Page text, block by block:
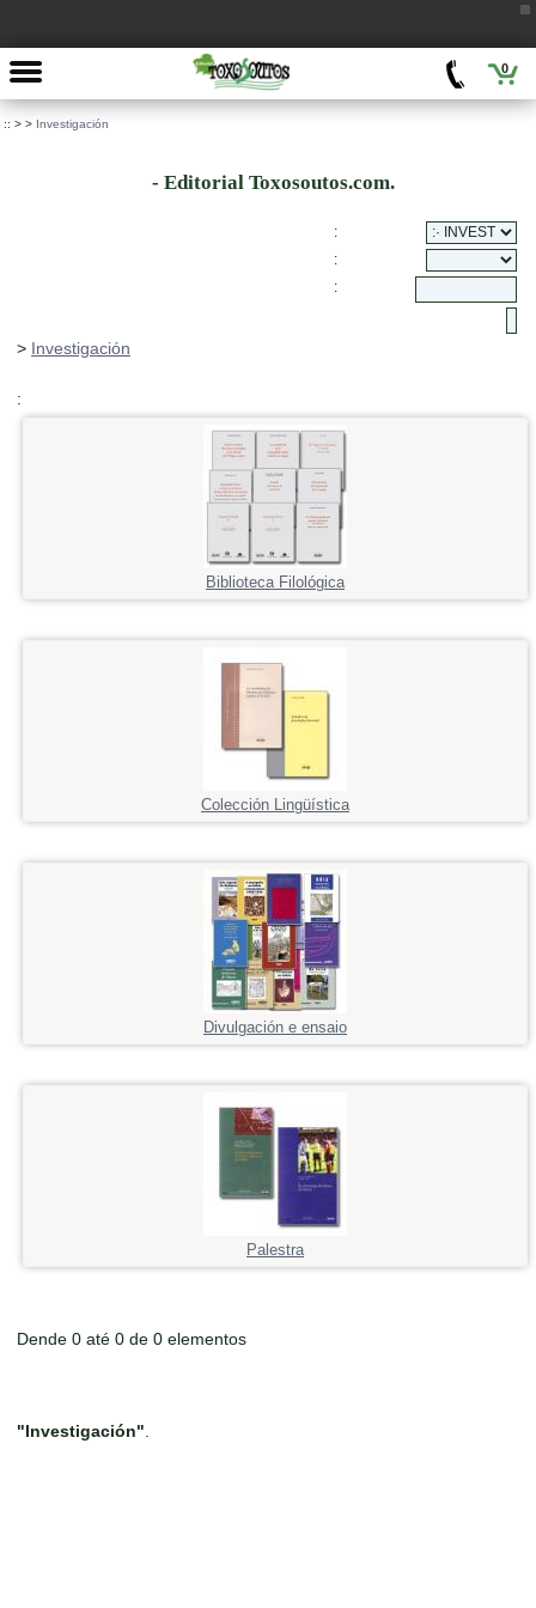
0
:: > > Investigación
- Editorial Toxosoutos.com.
:
:
:
> Investigación
:
Biblioteca Filológica
Colección Lingüística
Divulgación e ensaio
Palestra
Dende 0 até 0 de 0 elementos
"Investigación"